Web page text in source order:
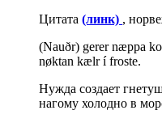
Цитата (линк) ,
(Nauðr) gerer næppa
nøktan kælr í froste.
Нужда создает
нагому холодно в